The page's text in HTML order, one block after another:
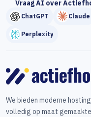
Vraag AI over
ChatGPT Claude
Perplexity
We bieden moderne
volledig op maat